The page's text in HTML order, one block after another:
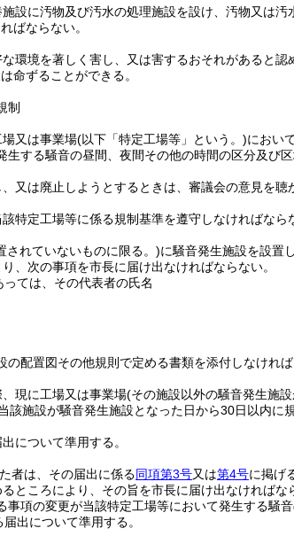
設に汚物及び汚水の処理施設を設け、汚物又は
ばならない。
環境を著しく害し、又は害するおそれがあると
命ずることができる。
制
又は事業場(以下「特定工場等」という。)におい
生する騒音の昼間、夜間その他の時間の区分及び
又は廃止しようとするときは、審議会の意見を聴
特定工場等に係る規制基準を遵守しなければなら
されていないものに限る。)に騒音発生施設を設置
、次の事項を市長に届け出なければならない。
ては、その代表者の氏名
配置図その他規則で定める書類を添付しなければ
現に工場又は事業場(その施設以外の騒音発生施
該施設が騒音発生施設となった日から30日以内に
について準用する。
者は、その届出に係る同項第3号又は第4号に掲げ
ところにより、その旨を市長に届け出なければな
事項の変更が当該特定工場等において発生する騒
出について準用する。